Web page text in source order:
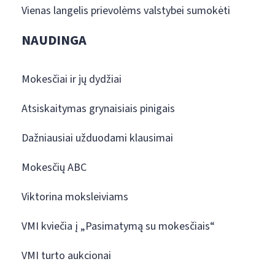
Vienas langelis prievolėms valstybei sumokėti
NAUDINGA
Mokesčiai ir jų dydžiai
Atsiskaitymas grynaisiais pinigais
Dažniausiai užduodami klausimai
Mokesčių ABC
Viktorina moksleiviams
VMI kviečia į „Pasimatymą su mokesčiais“
VMI turto aukcionai